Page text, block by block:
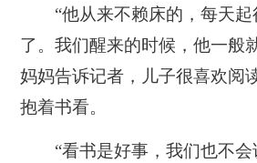
“他从来不赖床的，每天起
了。我们醒来的时候，他一般
妈妈告诉记者，儿子很喜欢阅
抱着书看。
“看书是好事，我们也不会